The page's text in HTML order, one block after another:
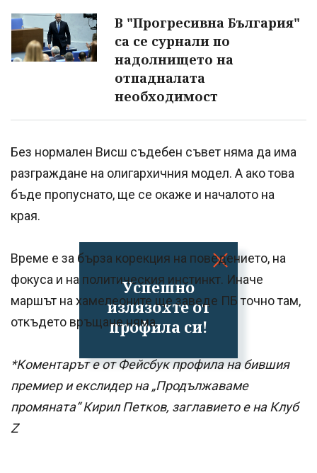
Успешно
излязохте от
профила си!
В "Прогресивна България"
са се сурнали по
надолнището на
отпадналата
необходимост
Без нормален Висш съдебен съвет няма да има
разграждане на олигархичния модел. А ако това
бъде пропуснато, ще се окаже и началото на
края.
Време е за бърза корекция на поведението, на
фокуса и на политическия инстинкт. Иначе
маршът на хамелеоните ще заведе ПБ точно там,
откъдето връщане няма.
*Коментарът е от Фейсбук профила на бившия
премиер и екслидер на „Продължаваме
промяната“ Кирил Петков, заглавието е на Клуб
Z